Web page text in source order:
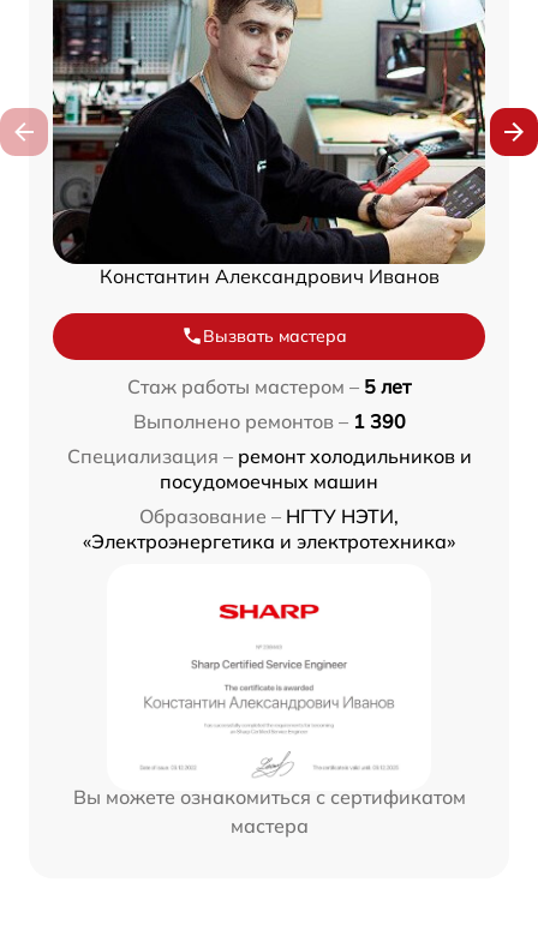
Константин Александрович Иванов
Вызвать мастера
Стаж работы мастером – 5 лет
Выполнено ремонтов – 1 390
Специализация – ремонт холодильников и
посудомоечных машин
Образование – НГТУ НЭТИ,
«Электроэнергетика и электротехника»
Вы можете ознакомиться с сертификатом
мастера